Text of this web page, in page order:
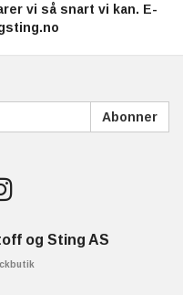
vi så snart vi kan. E-
Abonner
og Sting AS